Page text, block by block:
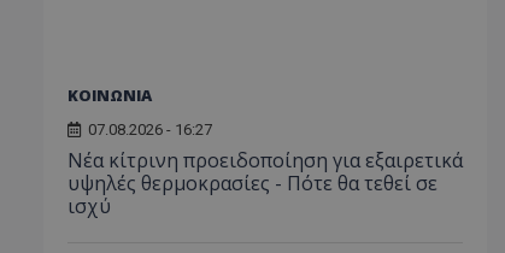
ΚΟΙΝΩΝΙΑ
07.08.2026 - 16:27
Νέα κίτρινη προειδοποίηση για εξαιρετικά
υψηλές θερμοκρασίες - Πότε θα τεθεί σε
ισχύ